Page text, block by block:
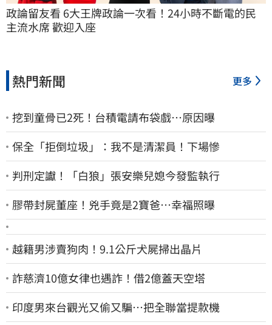
政論留友看 6大王牌政論一次看！24小時不斷電的民
主流水席 歡迎入座
熱門新聞 更多
挖到童骨已2死！台積電請布袋戲…原因曝
保全「拒倒垃圾」：我不是清潔員！下場慘
判刑定讞！「白狼」張安樂兒媳今發監執行
膠帶封屍董座！兇手竟是2寶爸…幸福照曝
越籍男涉賣狗肉！9.1公斤犬屍掃出晶片
詐慈濟10億女律也遇詐！借2億蓋天空塔
印度男來台觀光又偷又騙…把全聯當提款機